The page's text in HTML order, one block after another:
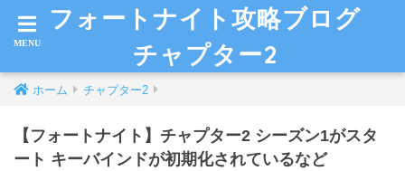
フォートナイト攻略ブログ
チャプター2
ホーム チャプター2
【フォートナイト】チャプター2 シーズン1がスタ
ート キーバインドが初期化されているなど